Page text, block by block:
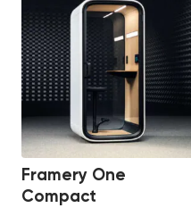
Framery One
Compact